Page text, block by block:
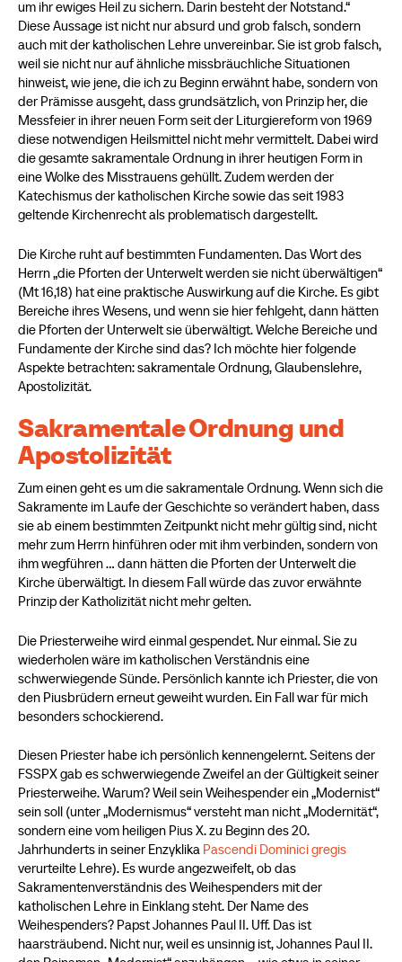
um ihr ewiges Heil zu sichern. Darin besteht der Notstand.“
Diese Aussage ist nicht nur absurd und grob falsch, sondern
auch mit der katholischen Lehre unvereinbar. Sie ist grob falsch,
weil sie nicht nur auf ähnliche missbräuchliche Situationen
hinweist, wie jene, die ich zu Beginn erwähnt habe, sondern von
der Prämisse ausgeht, dass grundsätzlich, von Prinzip her, die
Messfeier in ihrer neuen Form seit der Liturgiereform von 1969
diese notwendigen Heilsmittel nicht mehr vermittelt. Dabei wird
die gesamte sakramentale Ordnung in ihrer heutigen Form in
eine Wolke des Misstrauens gehüllt. Zudem werden der
Katechismus der katholischen Kirche sowie das seit 1983
geltende Kirchenrecht als problematisch dargestellt.
Die Kirche ruht auf bestimmten Fundamenten. Das Wort des
Herrn „die Pforten der Unterwelt werden sie nicht überwältigen“
(Mt 16,18) hat eine praktische Auswirkung auf die Kirche. Es gibt
Bereiche ihres Wesens, und wenn sie hier fehlgeht, dann hätten
die Pforten der Unterwelt sie überwältigt. Welche Bereiche und
Fundamente der Kirche sind das? Ich möchte hier folgende
Aspekte betrachten: sakramentale Ordnung, Glaubenslehre,
Apostolizität.
Sakramentale Ordnung und
Apostolizität
Zum einen geht es um die sakramentale Ordnung. Wenn sich die
Sakramente im Laufe der Geschichte so verändert haben, dass
sie ab einem bestimmten Zeitpunkt nicht mehr gültig sind, nicht
mehr zum Herrn hinführen oder mit ihm verbinden, sondern von
ihm wegführen … dann hätten die Pforten der Unterwelt die
Kirche überwältigt. In diesem Fall würde das zuvor erwähnte
Prinzip der Katholizität nicht mehr gelten.
Die Priesterweihe wird einmal gespendet. Nur einmal. Sie zu
wiederholen wäre im katholischen Verständnis eine
schwerwiegende Sünde. Persönlich kannte ich Priester, die von
den Piusbrüdern erneut geweiht wurden. Ein Fall war für mich
besonders schockierend.
Diesen Priester habe ich persönlich kennengelernt. Seitens der
FSSPX gab es schwerwiegende Zweifel an der Gültigkeit seiner
Priesterweihe. Warum? Weil sein Weihespender ein „Modernist“
sein soll (unter „Modernismus“ versteht man nicht „Modernität“,
sondern eine vom heiligen Pius X. zu Beginn des 20.
Jahrhunderts in seiner Enzyklika Pascendi Dominici gregis
verurteilte Lehre). Es wurde angezweifelt, ob das
Sakramentenverständnis des Weihespenders mit der
katholischen Lehre in Einklang steht. Der Name des
Weihespenders? Papst Johannes Paul II. Uff. Das ist
haarsträubend. Nicht nur, weil es unsinnig ist, Johannes Paul II.